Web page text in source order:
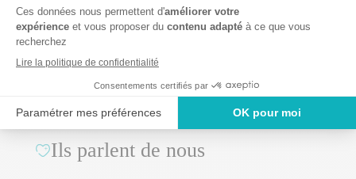
Ils parlent de nous